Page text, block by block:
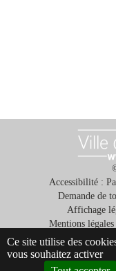
Accessibilité :
Demande de
Affichage
Mentions légales
Ce site utilise des
vous souhaitez activer